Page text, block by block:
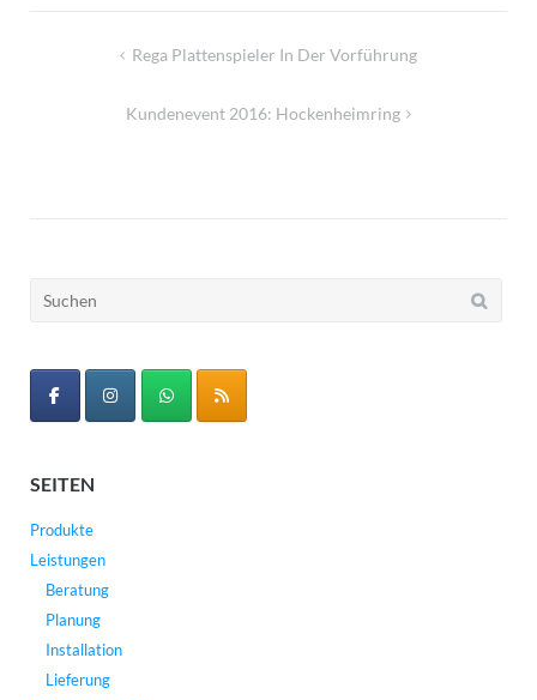
Beitragsnavigation
Rega Plattenspieler In Der Vorführung
Kundenevent 2016: Hockenheimring
Suchen
SEITEN
Produkte
Leistungen
Beratung
Planung
Installation
Lieferung